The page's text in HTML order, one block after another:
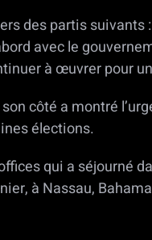
des partis suivants
avec le
à œuvrer pour
côté a montré
élections.
qui a séjourné
à Nassau,